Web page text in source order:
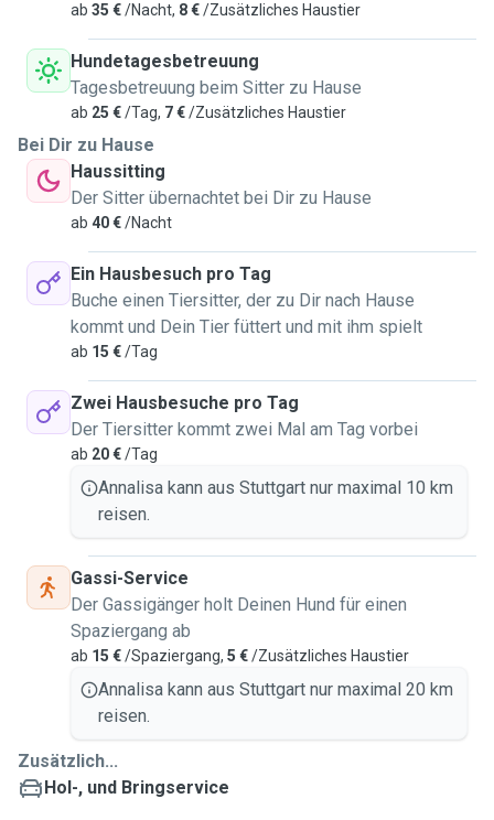
ab 35 €/Nacht, 8 €/Zusätzliches Haustier
Hundetagesbetreuung
Tagesbetreuung beim Sitter zu Hause
ab 25 €/Tag, 7 €/Zusätzliches Haustier
Bei Dir zu Hause
Haussitting
Der Sitter übernachtet bei Dir zu Hause
ab 40 €/Nacht
Ein Hausbesuch pro Tag
Buche einen Tiersitter, der zu Dir nach Hause
kommt und Dein Tier füttert und mit ihm spielt
ab 15 €/Tag
Zwei Hausbesuche pro Tag
Der Tiersitter kommt zwei Mal am Tag vorbei
ab 20 €/Tag
Annalisa kann aus Stuttgart nur maximal 10 km
reisen.
Gassi-Service
Der Gassigänger holt Deinen Hund für einen
Spaziergang ab
ab 15 €/Spaziergang, 5 €/Zusätzliches Haustier
Annalisa kann aus Stuttgart nur maximal 20 km
reisen.
Zusätzlich...
Hol-, und Bringservice